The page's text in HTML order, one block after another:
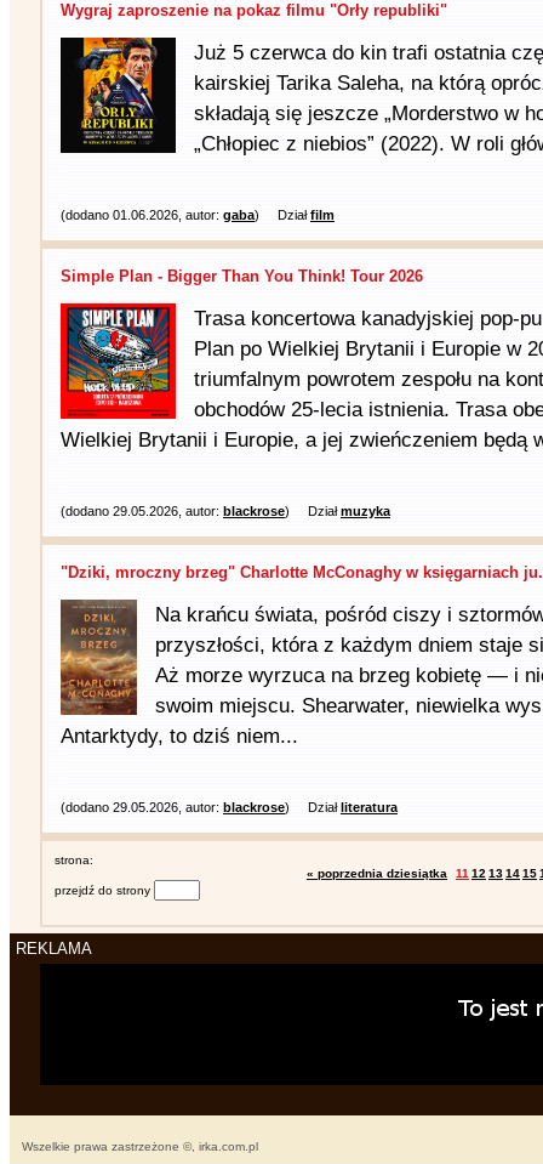
Wygraj zaproszenie na pokaz filmu "Orły republiki"
Już 5 czerwca do kin trafi ostatnia
kairskiej Tarika Saleha, na którą
składają się jeszcze „Morderstwo w
„Chłopiec z niebios” (2022). W roli
(dodano 01.06.2026, autor: gaba) Działfilm
Simple Plan - Bigger Than You Think! Tour 2026
Trasa koncertowa kanadyjskiej pop-
Plan po Wielkiej Brytanii i Europie w
triumfalnym powrotem zespołu na
obchodów 25-lecia istnienia. Trasa
Wielkiej Brytanii i Europie, a jej zwieńczeniem będą
(dodano 29.05.2026, autor: blackrose) Działmuzyka
"Dziki, mroczny brzeg" Charlotte McConaghy w księgarniach
Na krańcu świata, pośród ciszy i
przyszłości, która z każdym dniem staje
Aż morze wyrzuca na brzeg kobietę — i
swoim miejscu. Shearwater, niewielka
Antarktydy, to dziś niem...
(dodano 29.05.2026, autor: blackrose) Działliteratura
strona:
« poprzednia dziesiątka
11 12 131415
przejdź do strony
REKLAMA
Wszelkie prawa zastrzeżone ©, irka.com.pl